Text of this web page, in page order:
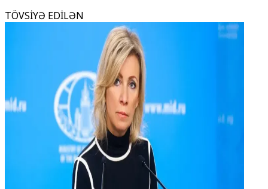
TÖVSİYƏ EDİLƏN